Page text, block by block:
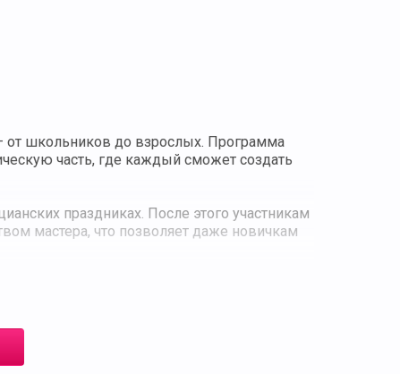
от школьников до взрослых. Программа
часть, где каждый сможет создать
праздниках. После этого участникам
мастера, что позволяет даже новичкам
народные мотивы или современные
материалов. Результатом